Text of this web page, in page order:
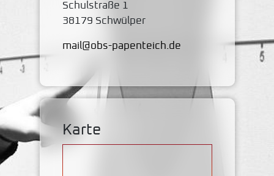
Schulstraße 1
38179 Schwülper
mail@obs-papenteich.de
Karte